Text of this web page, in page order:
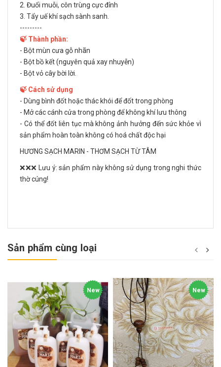
2. Đuổi muỗi, côn trùng cực đỉnh
3. Tẩy uế khí sạch sành sanh.
---------
🍃 Thành phần:
- Bột mùn cưa gỗ nhãn
- Bột bồ kết (nguyên quả xay nhuyễn)
- Bột vỏ cây bời lời.
🍃 Cách sử dụng
- Dùng bình đốt hoặc thác khói để đốt trong phòng
- Mở các cánh cửa trong phòng để không khí lưu thông
- Có thể đốt liên tục mà không ảnh hưởng đến sức khỏe vì
sản phẩm hoàn toàn không có hoá chất độc hại
HƯƠNG SẠCH MARIN - THƠM SẠCH TỪ TÂM
❌❌❌ Lưu ý: sản phẩm này không sử dụng trong nghi thức
thờ cúng!
Sản phẩm cùng loại
New New